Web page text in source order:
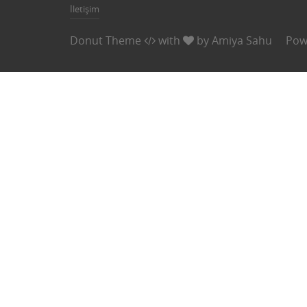
İletişim
Donut Theme with byAmiya Sahu